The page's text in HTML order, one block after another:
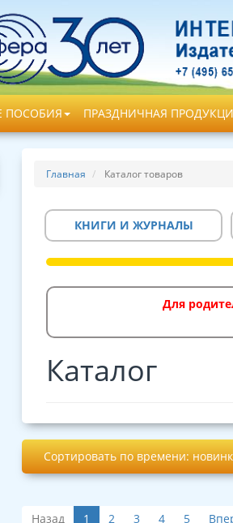
ПОСОБИЯ ПРАЗДНИЧНАЯ
Главная Каталог товаров
КНИГИ И ЖУРНАЛЫ
Для
Каталог
Сортировать по времени:
Назад 1 2 3 4 5